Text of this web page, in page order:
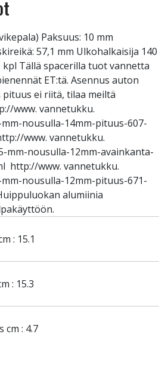
Paksuus: 10 mm
57,1 mm Ulkohalkaisija 140
kpl Tällä spacerilla tuot vannetta
ET:tä. Asennus auton
ei riitä, tilaa meiltä
www. vannetukku.
nousulla-14mm-pituus-607-
www. vannetukku.
mm-nousulla-12mm-avainkanta-
http://www. vannetukku.
nousulla-12mm-pituus-671-
alumiinia
: 15.1
: 15.3
cm : 4.7